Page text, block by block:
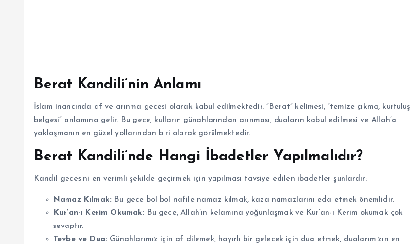
Berat Kandili’nin Anlamı
İslam inancında af ve arınma gecesi olarak kabul edilmektedir. “Berat” kelimesi, “temize çıkma, kurtuluş
belgesi” anlamına gelir. Bu gece, kulların günahlarından arınması, duaların kabul edilmesi ve Allah’a
yaklaşmanın en güzel yollarından biri olarak görülmektedir.
Berat Kandili’nde Hangi İbadetler Yapılmalıdır?
Kandil gecesini en verimli şekilde geçirmek için yapılması tavsiye edilen ibadetler şunlardır:
Namaz Kılmak: Bu gece bol bol nafile namaz kılmak, kaza namazlarını eda etmek önemlidir.
Kur’an-ı Kerim Okumak: Bu gece, Allah’ın kelamına yoğunlaşmak ve Kur’an-ı Kerim okumak çok
sevaptır.
Tevbe ve Dua: Günahlarımız için af dilemek, hayırlı bir gelecek için dua etmek, dualarımızın en